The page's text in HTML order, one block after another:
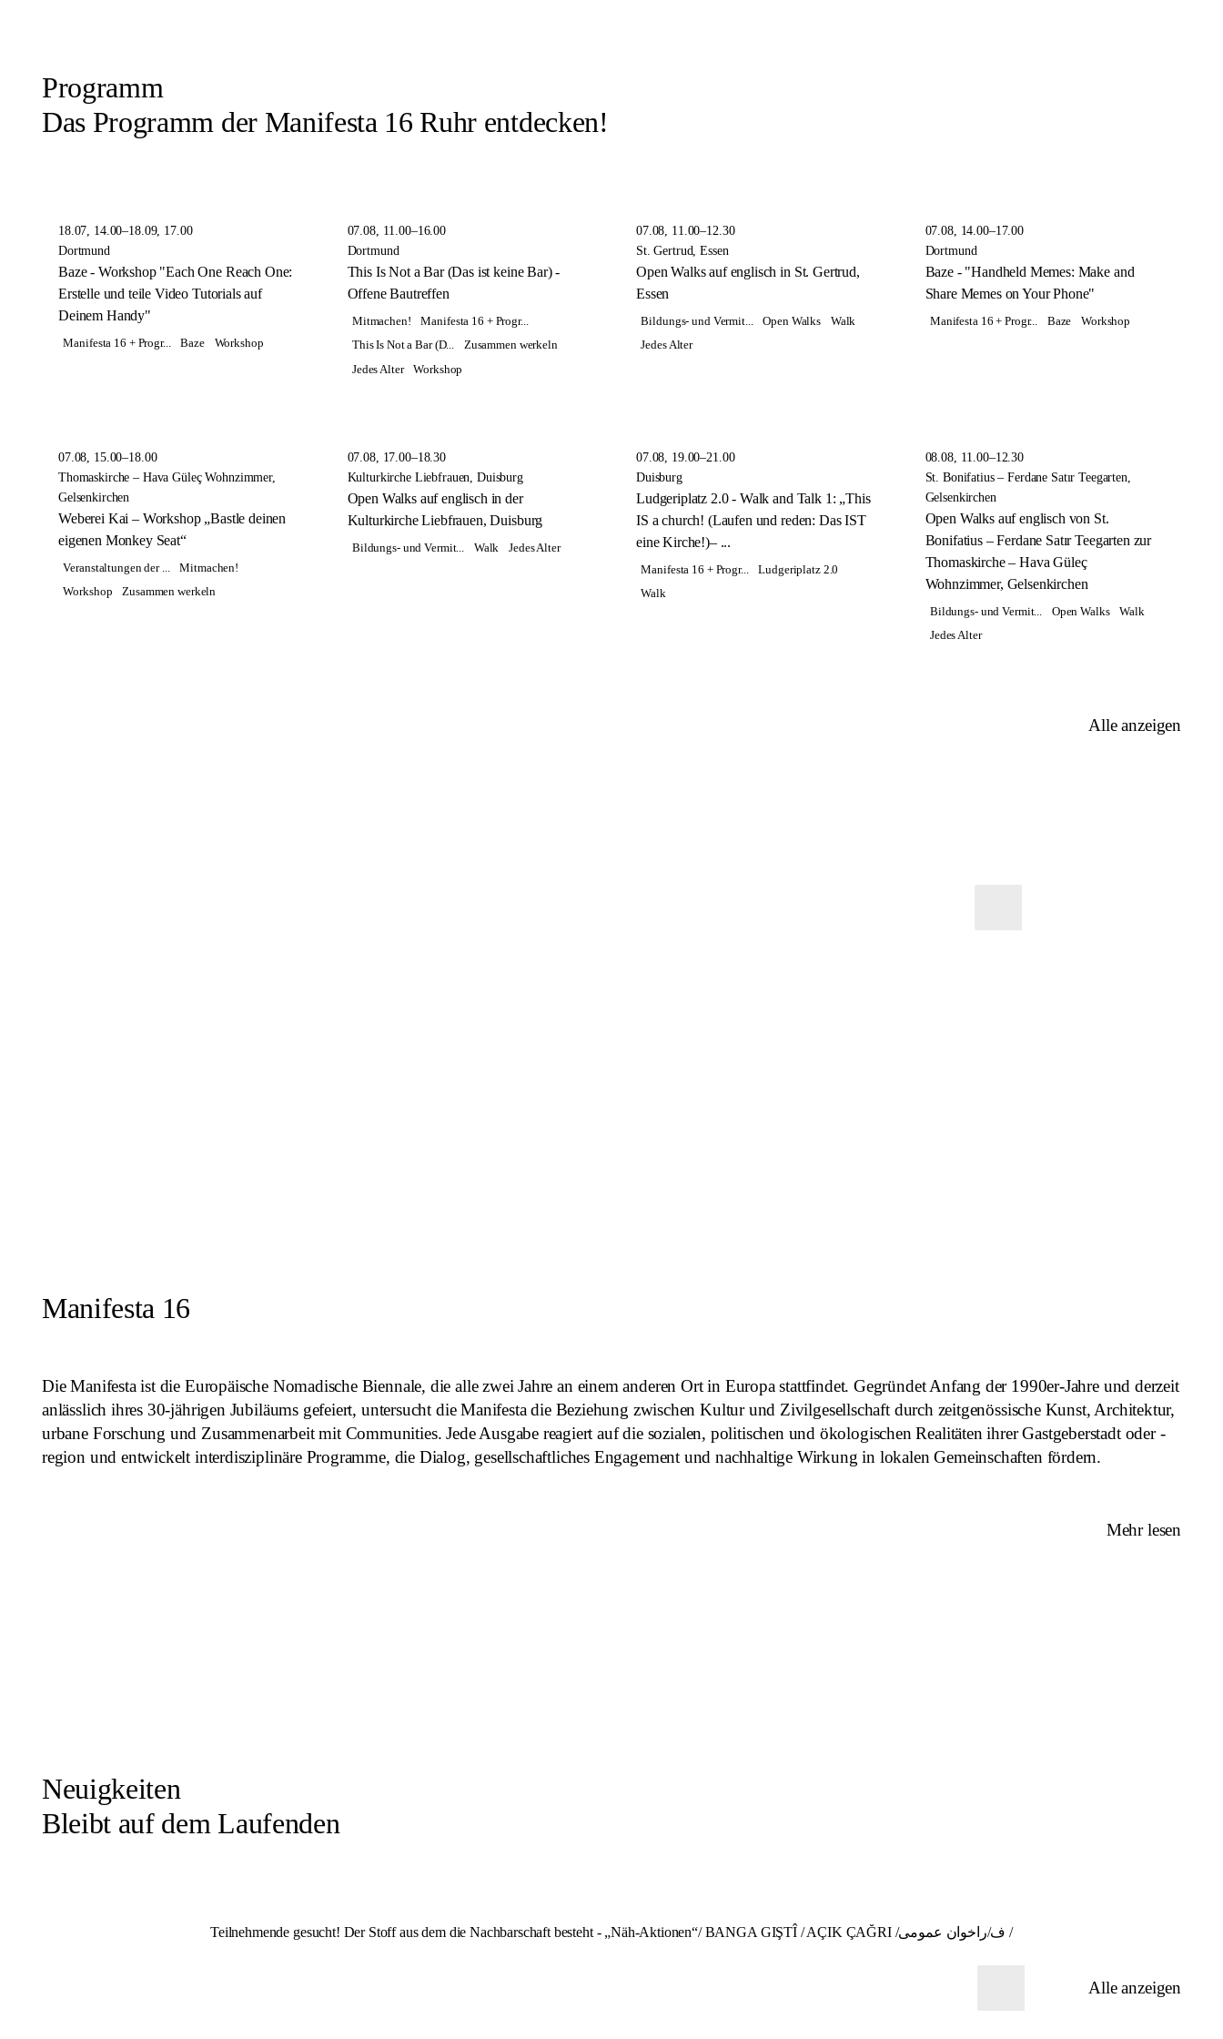
Programm
Das Programm der Manifesta 16 Ruhr entdecken!
18.07, 14.00–18.09, 17.00
Dortmund
Baze - Workshop "Each One Reach One:
Erstelle und teile Video Tutorials auf
Deinem Handy"
Manifesta 16 + Progr... Baze Workshop
07.08, 11.00–16.00
Dortmund
This Is Not a Bar (Das ist keine Bar) -
Offene Bautreffen
Mitmachen!
Manifesta 16 + Progr...
This Is Not a Bar (D...
Zusammen werkeln
Jedes Alter
Workshop
07.08, 11.00–12.30
St. Gertrud, Essen
Open Walks auf englisch in St. Gertrud,
Essen
Bildungs- und Vermit... Open Walks
Walk
Jedes Alter
07.08, 14.00–17.00
Dortmund
Baze - "Handheld Memes: Make and
Share Memes on Your Phone"
Manifesta 16 + Progr... Baze Workshop
07.08, 15.00–18.00
Thomaskirche – Hava Güleç Wohnzimmer,
Gelsenkirchen
Weberei Kai – Workshop „Bastle deinen
eigenen Monkey Seat“
Veranstaltungen der ...
Mitmachen!
Workshop
Zusammen werkeln
07.08, 17.00–18.30
Kulturkirche Liebfrauen, Duisburg
Open Walks auf englisch in der
Kulturkirche Liebfrauen, Duisburg
Bildungs- und Vermit... Walk Jedes Alter
07.08, 19.00–21.00
Duisburg
Ludgeriplatz 2.0 - Walk and Talk 1: „This
IS a church! (Laufen und reden: Das IST
eine Kirche!)– ...
Manifesta 16 + Progr...
Ludgeriplatz 2.0
Walk
08.08, 11.00–12.30
St. Bonifatius – Ferdane Satır Teegarten,
Gelsenkirchen
Open Walks auf englisch von St.
Bonifatius – Ferdane Satır Teegarten zur
Thomaskirche – Hava Güleç
Wohnzimmer, Gelsenkirchen
Bildungs- und Vermit... Open Walks
Walk
Jedes Alter
Alle anzeigen
Manifesta 16
Die Manifesta ist die Europäische Nomadische Biennale, die alle zwei Jahre an einem anderen Ort in Europa stattfindet. Gegründet Anfang der 1990er-Jahre und derzeit
anlässlich ihres 30-jährigen Jubiläums gefeiert, untersucht die Manifesta die Beziehung zwischen Kultur und Zivilgesellschaft durch zeitgenössische Kunst, Architektur,
urbane Forschung und Zusammenarbeit mit Communities. Jede Ausgabe reagiert auf die sozialen, politischen und ökologischen Realitäten ihrer Gastgeberstadt oder -
region und entwickelt interdisziplinäre Programme, die Dialog, gesellschaftliches Engagement und nachhaltige Wirkung in lokalen Gemeinschaften fördern.
Mehr lesen
Neuigkeiten
Bleibt auf dem Laufenden
Teilnehmende gesucht! Der Stoff aus dem die Nachbarschaft besteht - „Näh-Aktionen“/ BANGA GIŞTÎ / AÇIK ÇAĞRI /ف/راخوان عمومی /
Alle anzeigen